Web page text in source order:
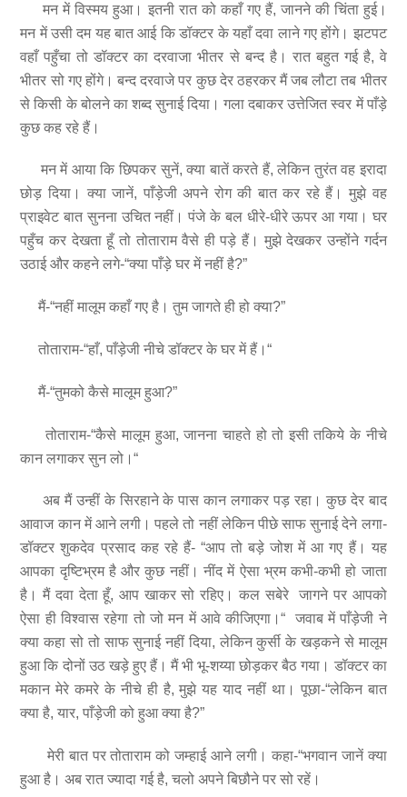
मन में विस्मय हुआ। इतनी रात को कहाँ गए हैं, जानने की चिंता हुई।
मन में उसी दम यह बात आई कि डॉक्टर के यहाँ दवा लाने गए होंगे। झटपट
वहाँ पहुँचा तो डॉक्टर का दरवाजा भीतर से बन्द है। रात बहुत गई है, वे
भीतर सो गए होंगे। बन्द दरवाजे पर कुछ देर ठहरकर मैं जब लौटा तब भीतर
से किसी के बोलने का शब्द सुनाई दिया। गला दबाकर उत्तेजित स्वर में पाँड़े
कुछ कह रहे हैं।
मन में आया कि छिपकर सुनें, क्या बातें करते हैं, लेकिन तुरंत वह इरादा
छोड़ दिया। क्या जानें, पाँड़ेजी अपने रोग की बात कर रहे हैं। मुझे वह
प्राइवेट बात सुनना उचित नहीं। पंजे के बल धीरे-धीरे ऊपर आ गया। घर
पहुँच कर देखता हूँ तो तोताराम वैसे ही पड़े हैं। मुझे देखकर उन्होंने गर्दन
उठाई और कहने लगे-“क्या पाँड़े घर में नहीं है?”
मैं-“नहीं मालूम कहाँ गए है। तुम जागते ही हो क्या?”
तोताराम-“हाँ, पाँड़ेजी नीचे डॉक्टर के घर में हैं।“
मैं-“तुमको कैसे मालूम हुआ?”
तोताराम-“कैसे मालूम हुआ, जानना चाहते हो तो इसी तकिये के नीचे
कान लगाकर सुन लो।“
अब मैं उन्हीं के सिरहाने के पास कान लगाकर पड़ रहा। कुछ देर बाद
आवाज कान में आने लगी। पहले तो नहीं लेकिन पीछे साफ सुनाई देने लगा-
डॉक्टर शुकदेव प्रसाद कह रहे हैं- “आप तो बड़े जोश में आ गए हैं। यह
आपका दृष्टिभ्रम है और कुछ नहीं। नींद में ऐसा भ्रम कभी-कभी हो जाता
है। मैं दवा देता हूँ, आप खाकर सो रहिए। कल सबेरे जागने पर आपको
ऐसा ही विश्वास रहेगा तो जो मन में आवे कीजिएगा।“ जवाब में पाँड़ेजी ने
क्या कहा सो तो साफ सुनाई नहीं दिया, लेकिन कुर्सी के खड़कने से मालूम
हुआ कि दोनों उठ खड़े हुए हैं। मैं भी भू-शय्या छोड़कर बैठ गया। डॉक्टर का
मकान मेरे कमरे के नीचे ही है, मुझे यह याद नहीं था। पूछा-“लेकिन बात
क्या है, यार, पाँड़ेजी को हुआ क्या है?”
मेरी बात पर तोताराम को जम्हाई आने लगी। कहा-“भगवान जानें क्या
हुआ है। अब रात ज्यादा गई है, चलो अपने बिछौने पर सो रहें।